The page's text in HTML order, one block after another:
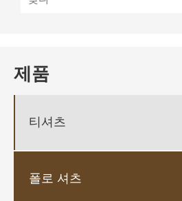
제품
티셔츠
폴로 셔츠